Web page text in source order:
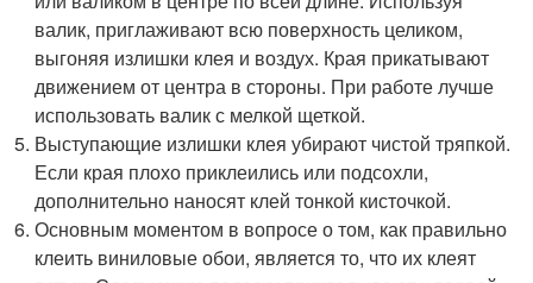
валик, приглаживают всю поверхность целиком,
выгоняя излишки клея и воздух. Края прикатывают
движением от центра в стороны. При работе лучше
использовать валик с мелкой щеткой.
Выступающие излишки клея убирают чистой тряпкой.
Если края плохо приклеились или подсохли,
дополнительно наносят клей тонкой кисточкой.
Основным моментом в вопросе о том, как правильно
клеить виниловые обои, является то, что их клеят